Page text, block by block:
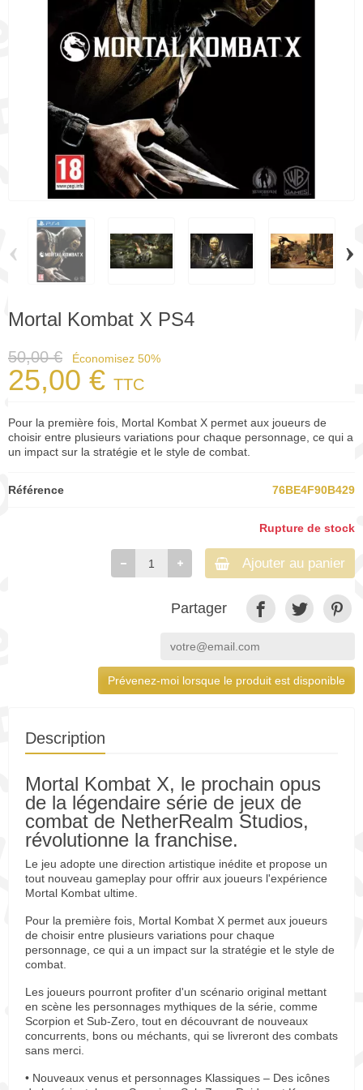
‹ ›
Mortal Kombat X PS4
50,00 € Économisez 50%
25,00 € TTC
Pour la première fois, Mortal Kombat X permet aux joueurs de
choisir entre plusieurs variations pour chaque personnage, ce qui a
un impact sur la stratégie et le style de combat.
Référence 76BE4F90B429
Rupture de stock
Ajouter au panier
Partager
Prévenez-moi lorsque le produit est disponible
Description
Mortal Kombat X, le prochain opus
de la légendaire série de jeux de
combat de NetherRealm Studios,
révolutionne la franchise.
Le jeu adopte une direction artistique inédite et propose un
tout nouveau gameplay pour offrir aux joueurs l'expérience
Mortal Kombat ultime.
Pour la première fois, Mortal Kombat X permet aux joueurs
de choisir entre plusieurs variations pour chaque
personnage, ce qui a un impact sur la stratégie et le style de
combat.
Les joueurs pourront profiter d'un scénario original mettant
en scène les personnages mythiques de la série, comme
Scorpion et Sub-Zero, tout en découvrant de nouveaux
concurrents, bons ou méchants, qui se livreront des combats
sans merci.
• Nouveaux venus et personnages Klassiques – Des icônes